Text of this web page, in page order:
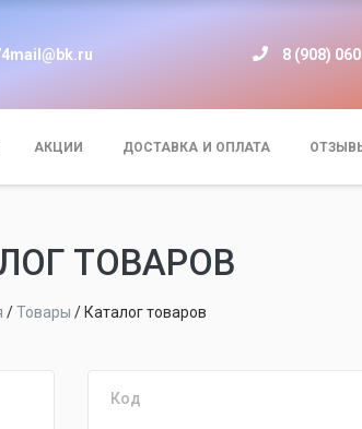
8 (908)
АКЦИИ ДОСТАВКА И ОПЛАТА
ТОВАРОВ
/Товары / Каталог товаров
Код